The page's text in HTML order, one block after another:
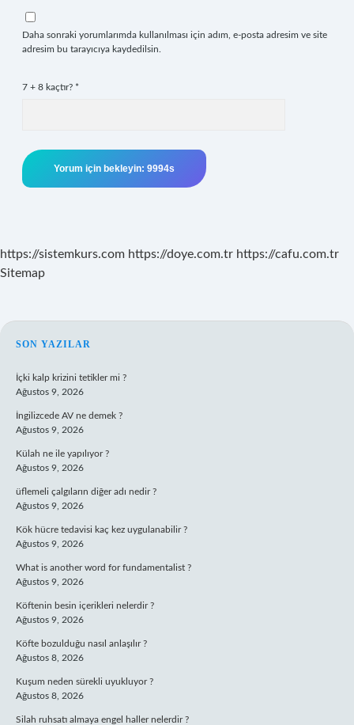
Daha sonraki yorumlarımda kullanılması için adım, e-posta adresim ve site
adresim bu tarayıcıya kaydedilsin.
7 + 8 kaçtır? *
https://sistemkurs.com https://doye.com.tr https://cafu.com.tr
Sitemap
SIDEBAR
SON YAZILAR
İçki kalp krizini tetikler mi ?
Ağustos 9, 2026
İngilizcede AV ne demek ?
Ağustos 9, 2026
Külah ne ile yapılıyor ?
Ağustos 9, 2026
üflemeli çalgıların diğer adı nedir ?
Ağustos 9, 2026
Kök hücre tedavisi kaç kez uygulanabilir ?
Ağustos 9, 2026
What is another word for fundamentalist ?
Ağustos 9, 2026
Köftenin besin içerikleri nelerdir ?
Ağustos 9, 2026
Köfte bozulduğu nasıl anlaşılır ?
Ağustos 8, 2026
Kuşum neden sürekli uyukluyor ?
Ağustos 8, 2026
Silah ruhsatı almaya engel haller nelerdir ?